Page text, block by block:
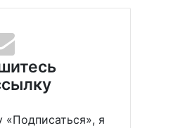
я